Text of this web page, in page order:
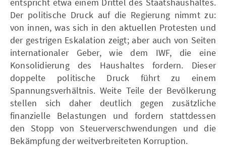
Der politische Druck auf die Regierung nimmt zu:
von innen, was sich in den aktuellen Protesten und
der gestrigen Eskalation zeigt; aber auch von Seiten
internationaler Geber, wie dem IWF, die eine
Konsolidierung des Haushaltes fordern. Dieser
doppelte politische Druck führt zu einem
Spannungsverhältnis. Weite Teile der Bevölkerung
stellen sich daher deutlich gegen zusätzliche
finanzielle Belastungen und fordern stattdessen
den Stopp von Steuerverschwendungen und die
Bekämpfung der weitverbreiteten Korruption.